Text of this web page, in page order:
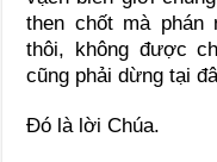
then chốt mà phán
thôi, không được
cũng phải dừng tại
Ðó là lời Chúa.